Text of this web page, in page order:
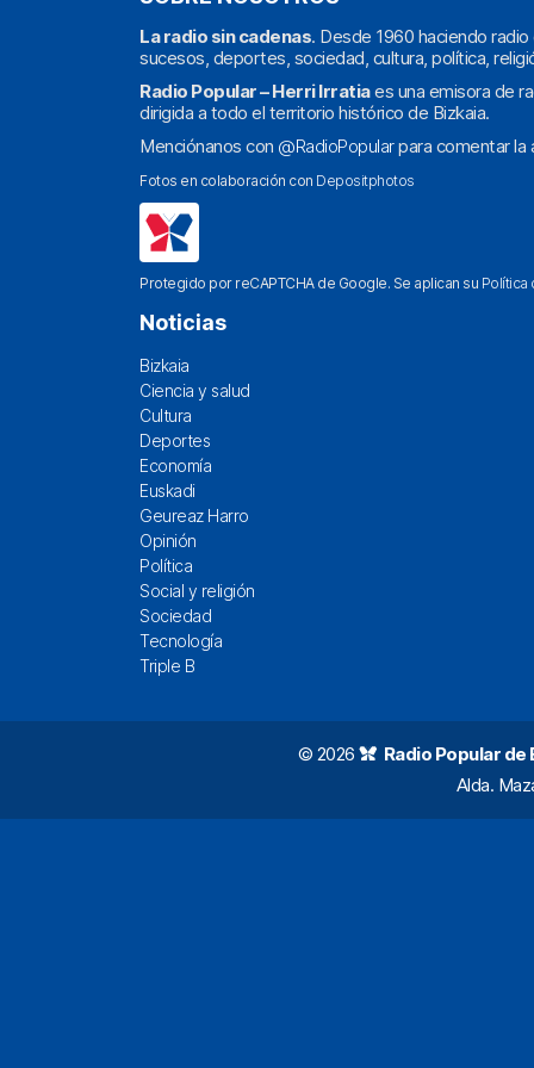
La radio sin cadenas. Desde 1960 haciendo
sucesos, deportes, sociedad, cultura, política,
Radio Popular – Herri Irratiaes una emisora de
dirigida a todo el territorio histórico de Bizkaia.
Menciónanos con @RadioPopularpara comentar la
Fotos en colaboración con Depositphotos
Protegido por reCAPTCHA de Google. Se aplican su Política
Noticias
Bizkaia
Ciencia y salud
Cultura
Deportes
Economía
Euskadi
Geureaz Harro
Opinión
Política
Social y religión
Sociedad
Tecnología
Triple B
© 2026 Radio Popular de
Alda.